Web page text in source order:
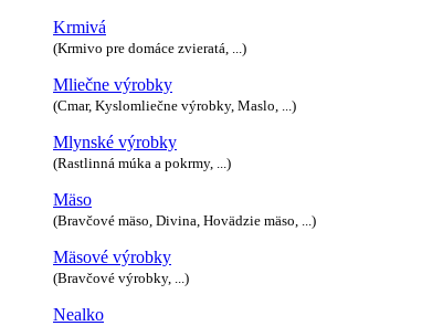
Krmivá
(Krmivo pre domáce zvieratá, ...)
Mliečne výrobky
(Cmar, Kyslomliečne výrobky, Maslo, ...)
Mlynské výrobky
(Rastlinná múka a pokrmy, ...)
Mäso
(Bravčové mäso, Divina, Hovädzie mäso, ...)
Mäsové výrobky
(Bravčové výrobky, ...)
Nealko